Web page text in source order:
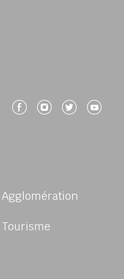
Suivez-nous
Suivez-